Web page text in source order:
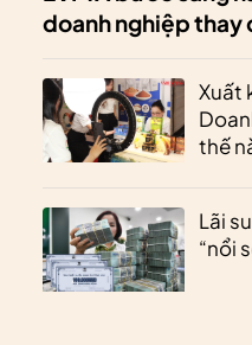
doanh nghiệp thay
Xuất
thế
Lãi
“nổi